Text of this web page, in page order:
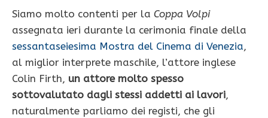
Siamo molto contenti per la Coppa Volpi
assegnata ieri durante la cerimonia finale della
sessantaseiesima Mostra del Cinema di Venezia,
al miglior interprete maschile, l’attore inglese
Colin Firth, un attore molto spesso
sottovalutato dagli stessi addetti ai lavori,
naturalmente parliamo dei registi, che gli